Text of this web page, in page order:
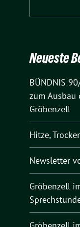
Neueste
BÜNDNIS
zum Ausbau
Gröbenzell
Hitze,
Newsletter
Gröbenzell